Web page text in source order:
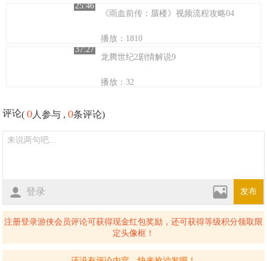
25:46
《雨血前传：蜃楼》视频流程攻略04
播放：1810
37:27
龙腾世纪2剧情解说9
播放：32
评论(0 人参与 ,0条评论)
登录 发布
注册登录游侠会员评论可获得现金红包奖励，还可获得等级积分领取限
定头像框！